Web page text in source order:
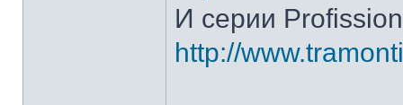
И серии
http://